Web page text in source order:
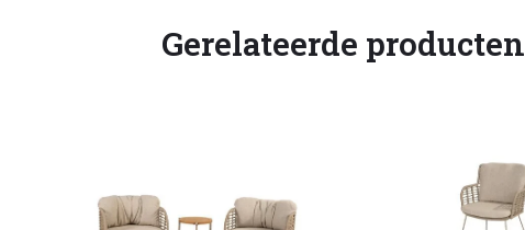
Gerelateerde producten